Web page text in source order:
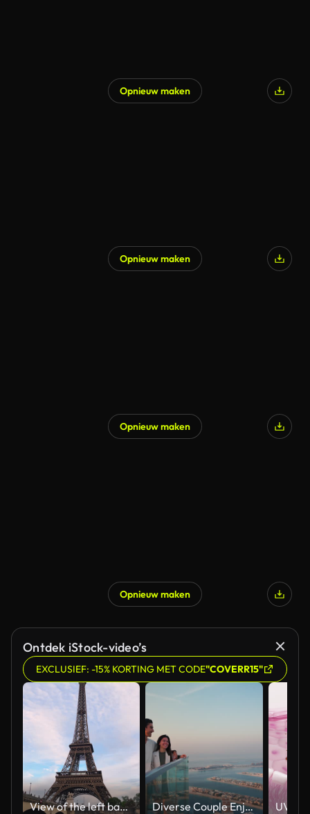
Opnieuw maken
Opnieuw maken
Opnieuw maken
Opnieuw maken
Ontdek iStock-video’s
EXCLUSIEF: -15% KORTING MET CODE"COVERR15"
View of the left bank of the Seine River, the Eiffel Tower, boats sailing on the river, the Quai Jacques-Chirac embankment and Pont d'Iena, Jena Bridge spanning the River Seine of Paris, France. Diverse Couple Enjoying Sunset Views from High Rise Sky Deck Overlooking Palm Jumeirah